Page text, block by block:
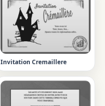
Invitation Cremaillere